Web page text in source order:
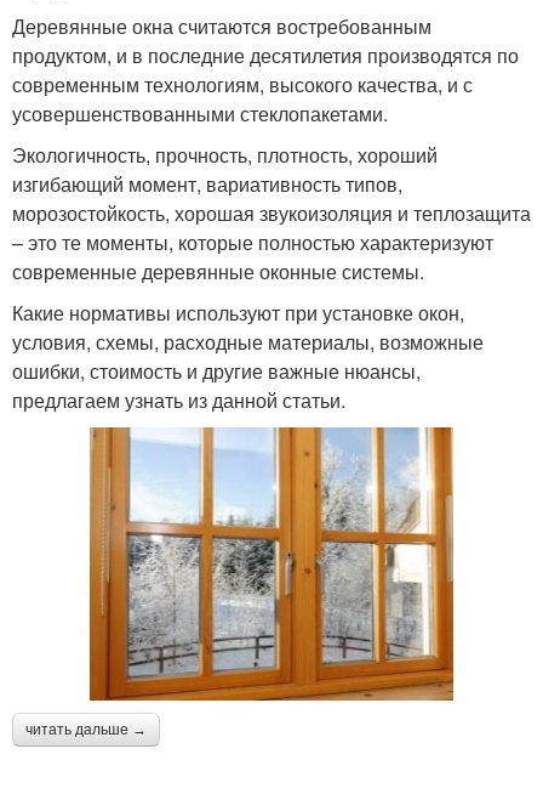
Деревянные окна считаются востребованным
продуктом, и в последние десятилетия производятся по
современным технологиям, высокого качества, и с
усовершенствованными стеклопакетами.
Экологичность, прочность, плотность, хороший
изгибающий момент, вариативность типов,
морозостойкость, хорошая звукоизоляция и теплозащита
– это те моменты, которые полностью характеризуют
современные деревянные оконные системы.
Какие нормативы используют при установке окон,
условия, схемы, расходные материалы, возможные
ошибки, стоимость и другие важные нюансы,
предлагаем узнать из данной статьи.
читать дальше →